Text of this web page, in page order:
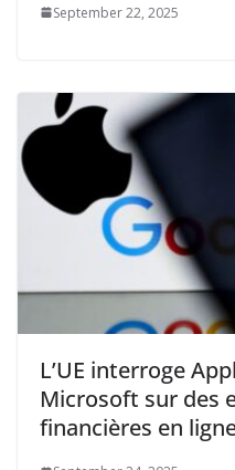
September 22, 2025
L’UE interroge
Microsoft sur des
financières en